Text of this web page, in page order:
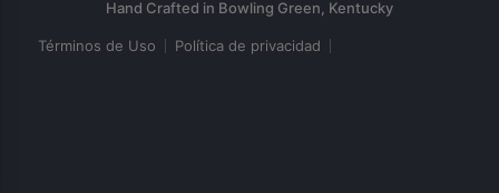
Términos de Uso Política de privacidad